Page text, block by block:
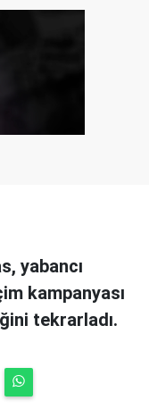
yabancı
kampanyası
tekrarladı.